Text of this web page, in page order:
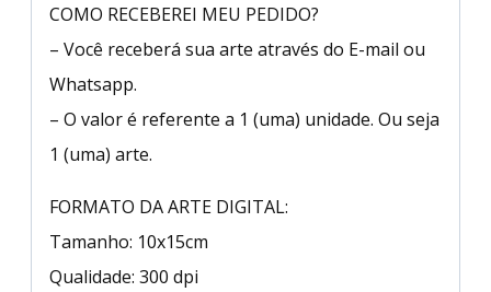
COMO RECEBEREI MEU PEDIDO?
– Você receberá sua arte através do E-mail ou
Whatsapp.
– O valor é referente a 1 (uma) unidade. Ou seja
1 (uma) arte.
FORMATO DA ARTE DIGITAL:
Tamanho: 10x15cm
Qualidade: 300 dpi